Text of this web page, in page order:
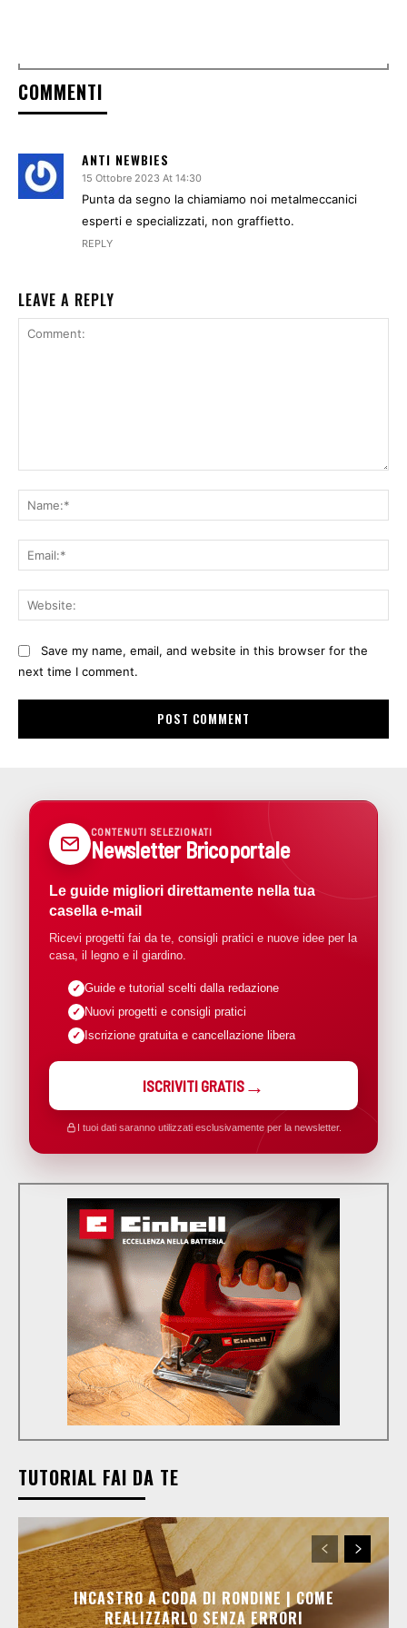
COMMENTI
ANTI NEWBIES
15 Ottobre 2023 At 14:30
Punta da segno la chiamiamo noi metalmeccanici
esperti e specializzati, non graffietto.
REPLY
LEAVE A REPLY
Save my name, email, and website in this browser for the
next time I comment.
CONTENUTI SELEZIONATI
Newsletter Bricoportale
Le guide migliori direttamente nella tua
casella e-mail
Ricevi progetti fai da te, consigli pratici e nuove idee per la
casa, il legno e il giardino.
Guide e tutorial scelti dalla redazione
Nuovi progetti e consigli pratici
Iscrizione gratuita e cancellazione libera
ISCRIVITI GRATIS
I tuoi dati saranno utilizzati esclusivamente per la newsletter.
TUTORIAL FAI DA TE
INCASTRO A CODA DI RONDINE | COME
REALIZZARLO SENZA ERRORI